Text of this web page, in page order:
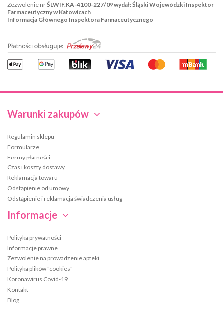
Warunki zakupów
Regulamin sklepu
Formularze
Formy płatności
Czas i koszty dostawy
Reklamacja towaru
Odstąpienie od umowy
Odstąpienie i reklamacja świadczenia usług
Informacje
Polityka prywatności
Informacje prawne
Zezwolenie na prowadzenie apteki
Polityka plików "cookies"
Koronawirus Covid-19
Kontakt
Blog
Zezwolenie nrŚLWIF.KA-4100-227/09 wydał: Śląski Wojewódzki Inspektor
Farmaceutyczny w Katowicach
Informacja Głównego Inspektora Farmaceutycznego